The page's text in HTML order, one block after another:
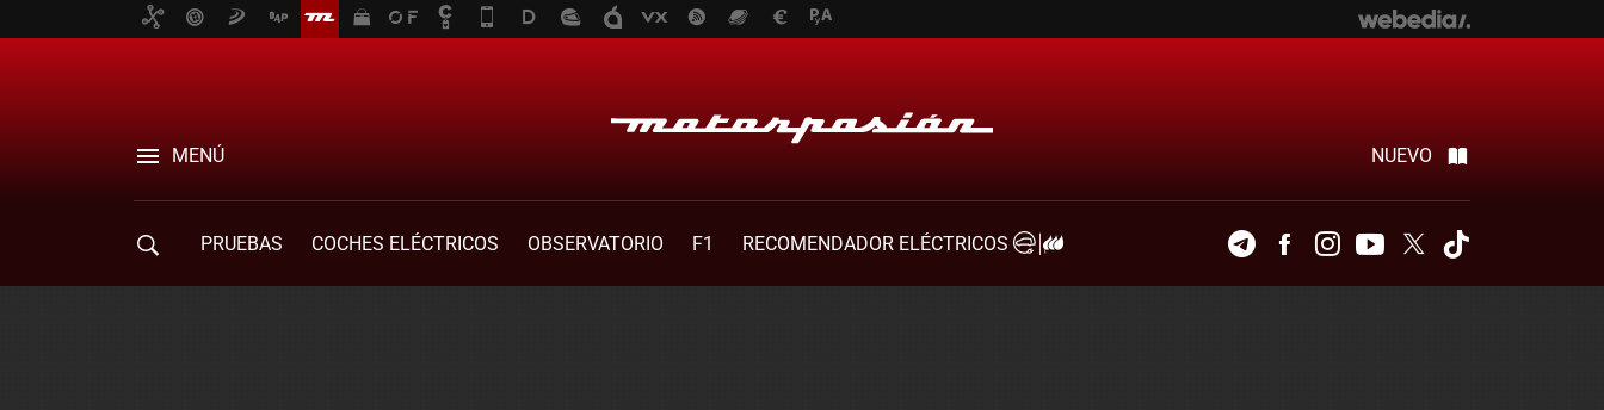
MENÚ NUEVO
PRUEBAS COCHES ELÉCTRICOS OBSERVATORIO F1
RECOMENDADOR ELÉCTRICOS
TelegramFacebookInstagramYoutubeTwitter